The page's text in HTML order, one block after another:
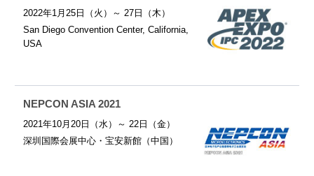
2022年1月25日（火）～ 27日（木）
San Diego Convention Center, California,
USA
NEPCON ASIA 2021
2021年10月20日（水）～ 22日（金）
深圳国際会展中心・宝安新館（中国）